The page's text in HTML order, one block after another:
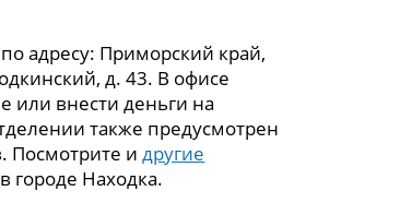
адресу: Приморский край,
д. 43. В офисе
или внести деньги на
также предусмотрен
Посмотрите идругие
в городе Находка.